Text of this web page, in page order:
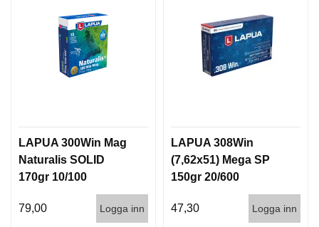
LAPUA 300Win Mag
Naturalis SOLID
170gr 10/100
79,00 Logga inn
LAPUA 308Win
(7,62x51) Mega SP
150gr 20/600
47,30 Logga inn